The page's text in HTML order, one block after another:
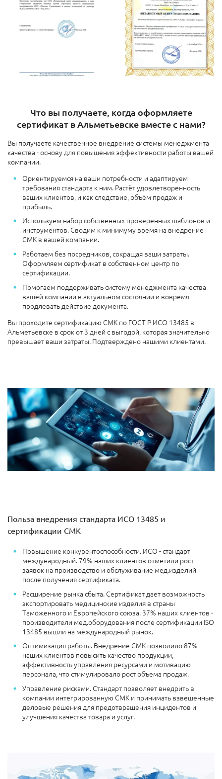
Что вы получаете, когда оформляете
сертификат в Альметьевске вместе с нами?
Вы получаете качественное внедрение системы менеджмента
качества - основу для повышения эффективности работы вашей
компании.
Ориентируемся на ваши потребности и адаптируем
требования стандарта к ним. Растёт удовлетворенность
ваших клиентов, и как следствие, объём продаж и
прибыль.
Используем набор собственных проверенных шаблонов и
инструментов. Сводим к минимуму время на внедрение
СМК в вашей компании.
Работаем без посредников, сокращая ваши затраты.
Оформляем сертификат в собственном центр по
сертификации.
Помогаем поддерживать систему менеджмента качества
вашей компании в актуальном состоянии и вовремя
продлевать действие документа.
Вы проходите сертификацию СМК по ГОСТ Р ИСО 13485 в
Альметьевске в срок от 3 дней с выгодой, которая значительно
превышает ваши затраты. Подтверждено нашими клиентами.
Польза внедрения стандарта ИСО 13485 и
сертификации СМК
Повышение конкурентоспособности. ИСО - стандарт
международный. 79% наших клиентов отметили рост
заявок на производство и обслуживание мед.изделий
после получения сертификата.
Расширение рынка сбыта. Сертификат дает возможность
экспортировать медицинские изделия в страны
Таможенного и Европейского союза. 37% наших клиентов -
производители мед.оборудования после сертификации ISO
13485 вышли на международный рынок.
Оптимизация работы. Внедрение СМК позволило 87%
наших клиентов повысить качество продукции,
эффективность управления ресурсами и мотивацию
персонала, что стимулировало рост объема продаж.
Управление рисками. Стандарт позволяет внедрить в
компании интегрированную СМК и принимать взвешенные
деловые решения для предотвращения инцидентов и
улучшения качества товара и услуг.